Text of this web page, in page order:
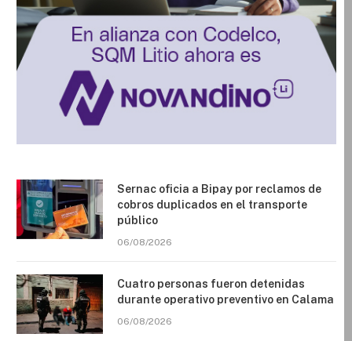
Sernac oficia a Bipay por reclamos de
cobros duplicados en el transporte
público
06/08/2026
Cuatro personas fueron detenidas
durante operativo preventivo en Calama
06/08/2026